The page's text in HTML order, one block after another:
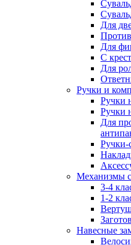
Для
Для
С
Для
Ручки и
Ручки
Ручки
Для
Ручки-
Механизмы
3-4
1-2
Навесные